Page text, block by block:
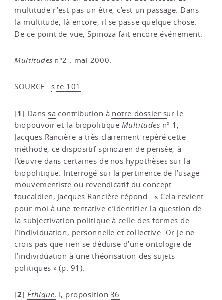
multitude n’est pas un être, c’est un passage. Dans
la multitude, là encore, il se passe quelque chose.
De ce point de vue, Spinoza fait encore événement.
Multitudes n°2 : mai 2000.
SOURCE : site 101
[1] Dans sa contribution à notre dossier sur le
biopouvoir et la biopolitique Multitudes n° 1 ,
Jacques Rancière a très clairement repéré cette
méthode, ce dispositif spinozien de pensée, à
l’œuvre dans certaines de nos hypothèses sur la
biopolitique. Interrogé sur la pertinence de l’usage
mouvementiste ou revendicatif du concept
foucaldien, Jacques Rancière répond : « Cela revient
pour moi à une tentative d’identifier la question de
la subjectivation politique à celle des formes de
l’individuation, personnelle et collective. Or je ne
crois pas que rien se déduise d’une ontologie de
l’individuation à une théorisation des sujets
politiques » (p. 91).
[2] Éthique, I, proposition 36.